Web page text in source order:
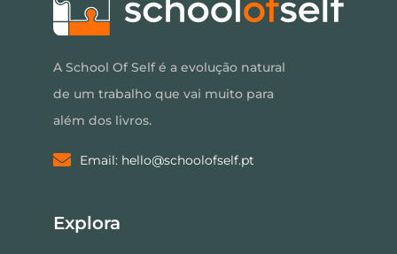
A School Of Self é a evolução natural
de um trabalho que vai muito para
além dos livros.
Email: hello@schoolofself.pt
Explora